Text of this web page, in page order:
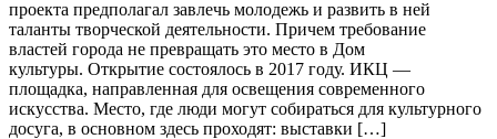
проекта предполагал завлечь молодежь и развить в ней
таланты творческой деятельности. Причем требование
властей города не превращать это место в Дом
культуры. Открытие состоялось в 2017 году. ИКЦ —
площадка, направленная для освещения современного
искусства. Место, где люди могут собираться для культурного
досуга, в основном здесь проходят: выставки […]